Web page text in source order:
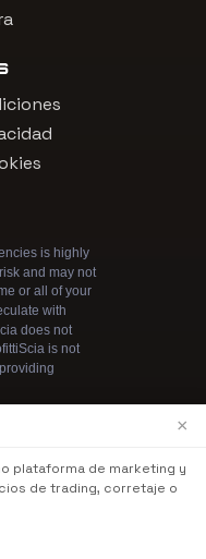
our website, you
our
×
plataforma de marketing y
de trading, corretaje o